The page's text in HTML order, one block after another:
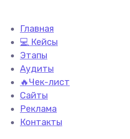
Главная
💻 Кейсы
Этапы
Аудиты
🔥Чек-лист
Сайты
Реклама
Контакты